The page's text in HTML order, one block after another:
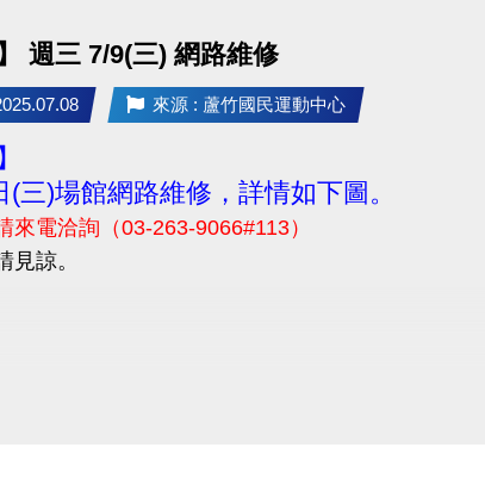
週三 7/9(三) 網路維修
來源 : 蘆竹國民運動中心
(三)場館網路維修，詳情如下圖。
來電洽詢（03-263-9066#113）
見諒。